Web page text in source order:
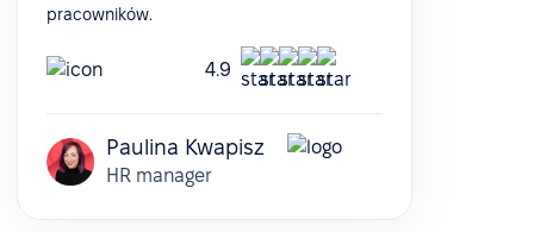
pracowników.
4.9
Paulina Kwapisz
HR manager